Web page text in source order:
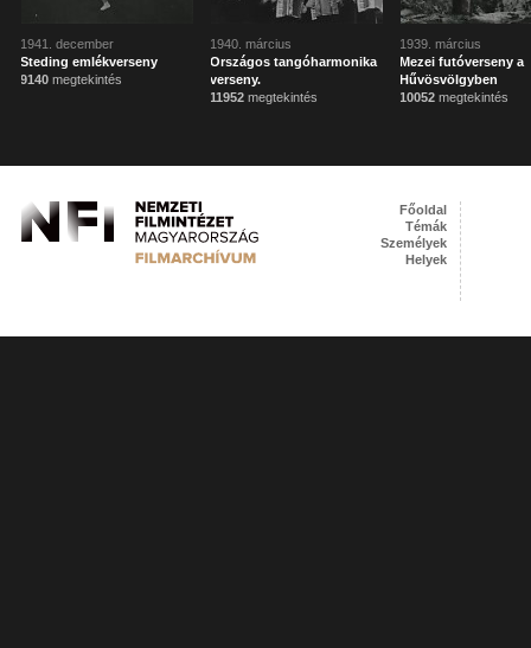
1941. december
Steding emlékverseny
9140 megtekintés
1940. március
Országos tangóharmonika
verseny.
11952 megtekintés
1939. március
Mezei futóverseny a
Hűvösvölgyben
10052 megtekintés
Főoldal
Témák
Személyek
Helyek